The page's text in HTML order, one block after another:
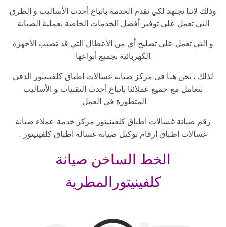
وذلك لاننا نجتهد لكي نقدم الخدمة باتباع أحدث الأساليب و الطرق
التي تعمل على توفير أفضل الخدمات الخاصة بعملية الصيانة
و التي تعمل على تصليح أي من الأعطال التي قد تصيب الأجهزة
الكهربائية بجميع أنواعها
لذلك ، نحن هنا فى مركز صيانة غسالات اطباق كلفينيتور الدقي
نتعامل مع جميع عملائنا باتباع أحدث التقنيات و الأساليب
المتطورة في العمل.
رقم صيانة غسالات اطباق كلفينيتور مركز خدمة عملاء صيانة
غسالات اطباق ارقام توكيل صيانة غسالة اطباق كلفينيتور .
الخط الساخن صيانة
كلفينيتورالمطرية